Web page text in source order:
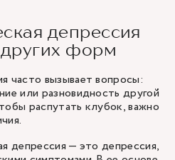
депрессия
других форм
часто вызывает вопросы:
или разновидность другой
распутать клубок, важно
депрессия — это депрессия,